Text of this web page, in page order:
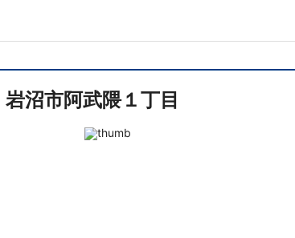
岩沼市阿武隈１丁目